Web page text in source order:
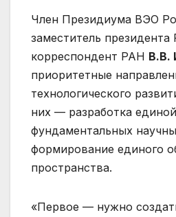
Член Президиума ВЭО
заместитель
корреспондент РАН В.В.
приоритетные
технологического
них — разработка
фундаментальных
формирование единого
пространства.
«Первое — нужно